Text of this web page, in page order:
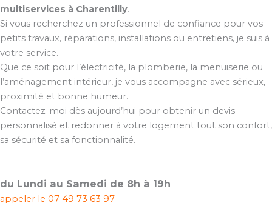
multiservices à Charentilly.
Si vous recherchez un professionnel de confiance pour vos
petits travaux, réparations, installations ou entretiens, je suis à
votre service.
Que ce soit pour l’électricité, la plomberie, la menuiserie ou
l’aménagement intérieur, je vous accompagne avec sérieux,
proximité et bonne humeur.
Contactez-moi dès aujourd’hui pour obtenir un devis
personnalisé et redonner à votre logement tout son confort,
sa sécurité et sa fonctionnalité.
du Lundi au Samedi de 8h à 19h
appeler le 07 49 73 63 97